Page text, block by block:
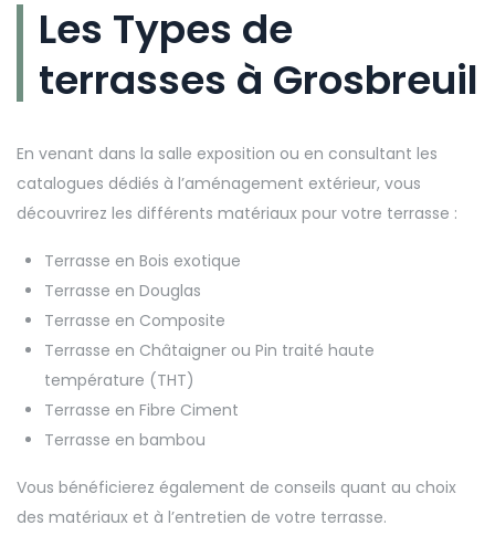
Les Types de
terrasses à Grosbreuil
En venant dans la salle exposition ou en consultant les
catalogues dédiés à l’aménagement extérieur, vous
découvrirez les différents matériaux pour votre terrasse :
Terrasse en Bois exotique
Terrasse en Douglas
Terrasse en Composite
Terrasse en Châtaigner ou Pin traité haute
température (THT)
Terrasse en Fibre Ciment
Terrasse en bambou
Vous bénéficierez également de conseils quant au choix
des matériaux et à l’entretien de votre terrasse.